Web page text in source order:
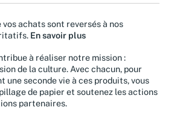
vos achats sont reversés à nos
En savoir plus
à réaliser notre mission :
de la culture. Avec chacun, pour
une seconde vie à ces produits, vous
de papier et soutenez les actions
partenaires.